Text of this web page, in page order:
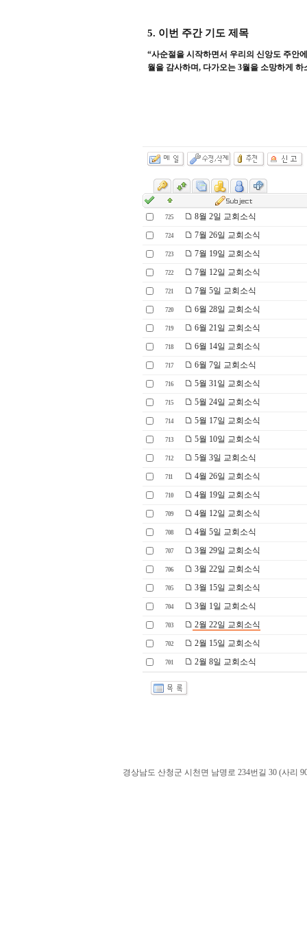
5. 이번 주간 기도 제목
“사순절을 시작하면서 우리의 신앙도 주안
월을 감사하며, 다가오는 3월을 소망하게 하
725 8월 2일 교회소식
724 7월 26일 교회소식
723 7월 19일 교회소식
722 7월 12일 교회소식
721 7월 5일 교회소식
720 6월 28일 교회소식
719 6월 21일 교회소식
718 6월 14일 교회소식
717 6월 7일 교회소식
716 5월 31일 교회소식
715 5월 24일 교회소식
714 5월 17일 교회소식
713 5월 10일 교회소식
712 5월 3일 교회소식
711 4월 26일 교회소식
710 4월 19일 교회소식
709 4월 12일 교회소식
708 4월 5일 교회소식
707 3월 29일 교회소식
706 3월 22일 교회소식
705 3월 15일 교회소식
704 3월 1일 교회소식
703 2월 22일 교회소식
702 2월 15일 교회소식
701 2월 8일 교회소식
경상남도 산청군 시천면 남명로 234번길 30 (사리